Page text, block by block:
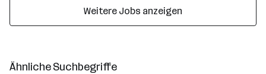
Weitere Jobs anzeigen
Ähnliche Suchbegriffe